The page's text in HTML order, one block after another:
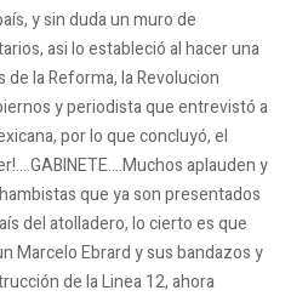
y sin duda un muro de
asi lo estableció al hacer una
la Reforma, la Revolucion
y periodista que entrevistó a
por lo que concluyó, el
aplauden y
que ya son presentados
del atolladero, lo cierto es que
Marcelo Ebrard y sus bandazos y
de la Linea 12, ahora